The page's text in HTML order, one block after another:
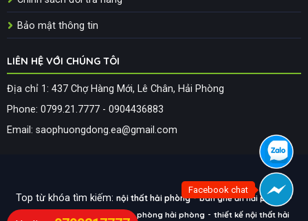
Bảo mật thông tin
LIÊN HỆ VỚI CHÚNG TÔI
Địa chỉ 1: 437 Chợ Hàng Mới, Lê Chân, Hải Phòng
Phone: 0799.21.7777 - 0904436883
Email: saophuongdong.ea@gmail.com
Top từ khóa tìm kiếm: nội thất hải phòng-bàn ghế ăn hải phòng -
nội thất văn phòng hải phòng - thiết kế nội thất hải
Facebook chat